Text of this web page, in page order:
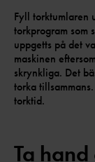
Fyll torktumlaren
torkprogram som
uppgetts på det
maskinen
skrynkliga. Det
torka
torktid.
Ta